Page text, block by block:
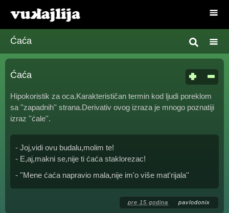
Ćaća
Ćaća
Hipokoristik za oca.Karakterističan termin kod ljudi poreklom
sa ''zapadnih'' strana.Derivativ ovog izraza je mnogo poznatiji
izraz ''ćale''.
- Joj,vidi ovu budalu,molim te!
- E,aj,makni se,nije ti ćaća staklorezac!
- ''Mene ćaća napravio mala,nije im'o više mat'rijala''
pre 15 godina pavlodonix